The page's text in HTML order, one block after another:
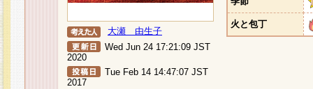
大瀬 由生子
Wed Jun 24 17:21:09 JST
2020
Tue Feb 14 14:47:07 JST
2017
火と包丁